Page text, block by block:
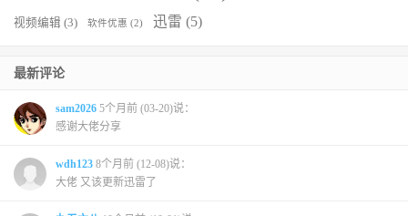
视频编辑 (3) 软件优惠 (2) 迅雷 (5)
最新评论
sam2026 5个月前 (03-20)说：
感谢大佬分享
wdh123 8个月前 (12-08)说：
大佬 又该更新迅雷了